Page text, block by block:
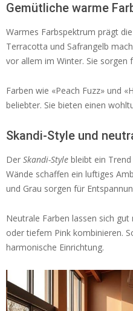
Gemütliche warme
Warmes Farbspektrum prägt die
Terracotta und Safrangelb
vor allem im Winter. Sie sorgen
Farben wie «Peach Fuzz» und
beliebter. Sie bieten einen
Skandi-Style und
Der Skandi-Style bleibt ein
Wände schaffen ein luftiges
und Grau sorgen für
Neutrale Farben lassen sich
oder tiefem Pink kombinieren.
harmonische Einrichtung.